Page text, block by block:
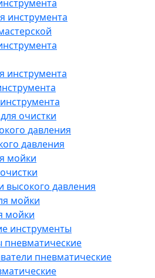
инструмента
инструмента
очистки
давления
давления
мойки
высокого давления
мойки
мойки
инструменты
пневматические
пневматические